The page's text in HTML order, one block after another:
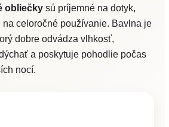
obliečky sú príjemné na dotyk,
na celoročné používanie. Bavlna je
dobre odvádza vlhkosť,
a poskytuje pohodlie počas
nocí.